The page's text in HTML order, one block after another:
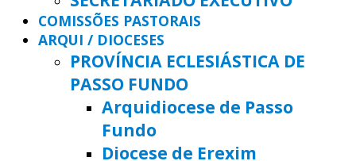
COMISSÕES PASTORAIS
ARQUI / DIOCESES
PROVÍNCIA ECLESIÁSTICA DE
PASSO FUNDO
Arquidiocese de Passo
Fundo
Diocese de Erexim